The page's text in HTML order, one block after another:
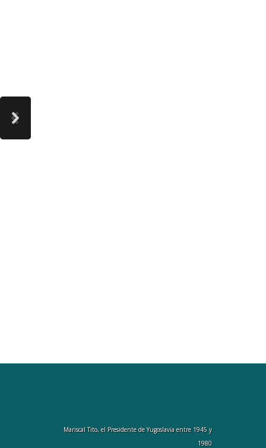
Mariscal Tito, el Presidente de Yugoslavia entre 1945 y
1980